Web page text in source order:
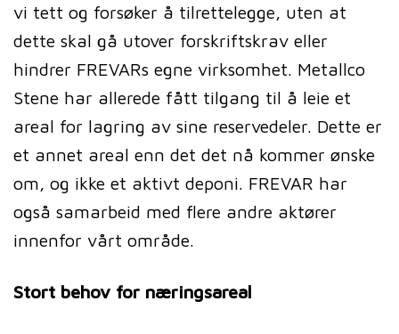
vi tett og forsøker å tilrettelegge, uten at
dette skal gå utover forskriftskrav eller
hindrer FREVARs egne virksomhet. Metallco
Stene har allerede fått tilgang til å leie et
areal for lagring av sine reservedeler. Dette er
et annet areal enn det det nå kommer ønske
om, og ikke et aktivt deponi. FREVAR har
også samarbeid med flere andre aktører
innenfor vårt område.
Stort behov for næringsareal